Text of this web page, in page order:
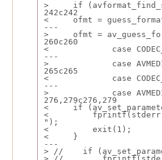
>     if
242c242
<     ofmt =
---
>     ofmt =
260c260
<             case
---
>             case
265c265
<             case
---
>             case
276,279c276,279
<     if
<         fprintf(stderr,
");
<         exit(1);
<     }
---
> //    if